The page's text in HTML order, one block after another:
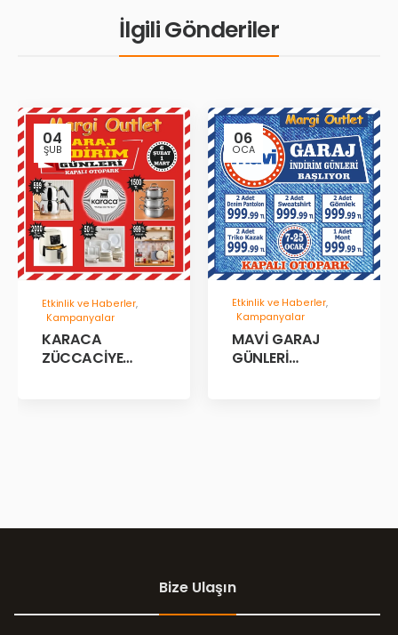
İlgili Gönderiler
04
ŞUB
Etkinlik ve Haberler,
Kampanyalar
KARACA
ZÜCCACİYE
06
OCA
Etkinlik ve Haberler,
Kampanyalar
MAVİ GARAJ
GÜNLERİ
Bize Ulaşın